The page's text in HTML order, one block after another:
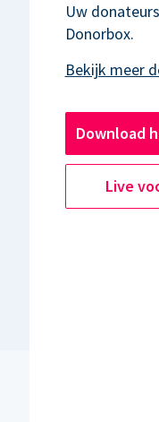
Uw
Donorbox.
Download
Live